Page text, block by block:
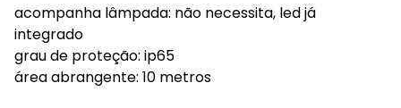
acompanha lâmpada: não necessita, led já
integrado
grau de proteção: ip65
área abrangente: 10 metros